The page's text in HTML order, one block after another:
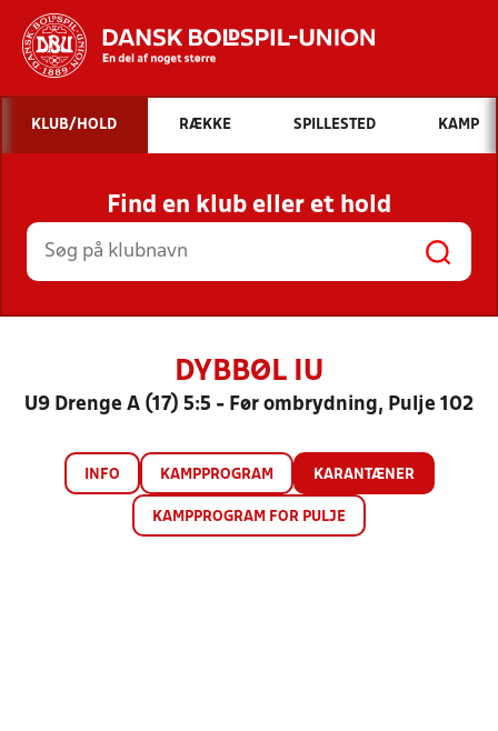
Hvad vil du søge efter?
INDHOLD OG NYHEDER
STILLINGER, RESULTATER, KLUBBER OG
HOLD
KLUB/HOLD RÆKKE SPILLESTED KAMP
Find en klub eller et hold
DYBBØL IU
U9 Drenge A (17) 5:5 - Før ombrydning, Pulje 102
INFO KAMPPROGRAM KARANTÆNER
KAMPPROGRAM FOR PULJE